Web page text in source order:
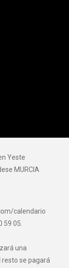
Yeste
MURCIA
calendario
59 05.
una
se pagará